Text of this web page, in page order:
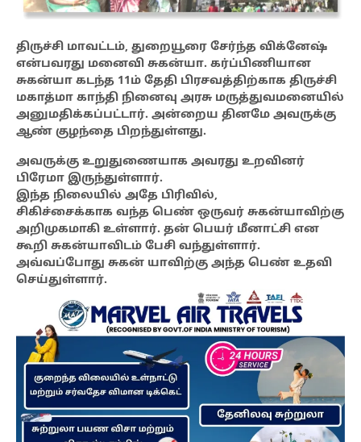
திருச்சி மாவட்டம், துறையூரை சேர்ந்த விக்னேஷ்
என்பவரது மனைவி சுகன்யா. கர்ப்பிணியான
சுகன்யா கடந்த 11ம் தேதி பிரசவத்திற்காக திருச்சி
மகாத்மா காந்தி நினைவு அரசு மருத்துவமனையில்
அனுமதிக்கப்பட்டார். அன்றைய தினமே அவருக்கு
ஆண் குழந்தை பிறந்துள்ளது.
அவருக்கு உறுதுணையாக அவரது உறவினர்
பிரேமா இருந்துள்ளார்.
இந்த நிலையில் அதே பிரிவில்,
சிகிச்சைக்காக வந்த பெண் ஒருவர் சுகன்யாவிற்கு
அறிமுகமாகி உள்ளார். தன் பெயர் மீனாட்சி என
கூறி சுகன்யாவிடம் பேசி வந்துள்ளார்.
அவ்வப்போது சுகன் யாவிற்கு அந்த பெண் உதவி
செய்துள்ளார்.